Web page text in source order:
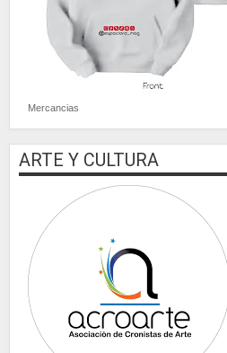
Mercancias
ARTE Y CULTURA